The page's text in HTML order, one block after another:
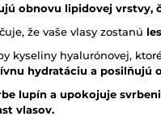
obnovu lipidovej vrstvy,
že vaše vlasy zostanú
kyseliny hyalurónovej,
hydratáciu a posilňujú
lupín a upokojuje
vlasov.